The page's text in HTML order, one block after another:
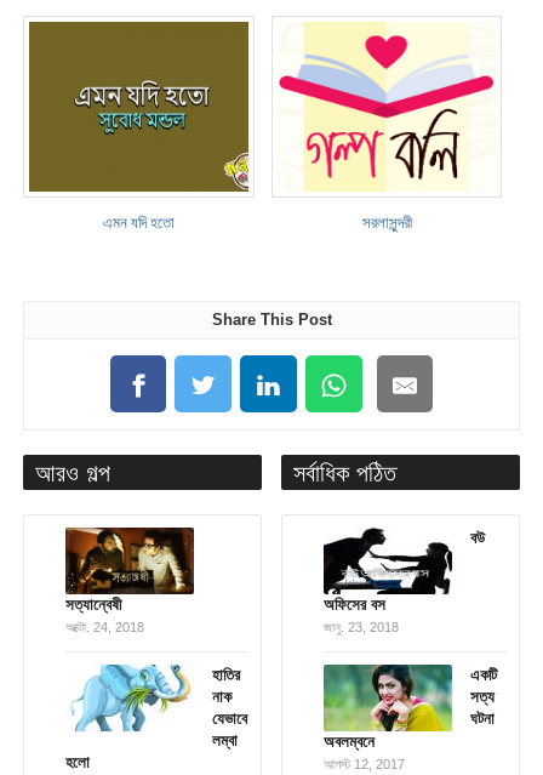
এমন যদি হতো সরলাসুন্দরী
Share This Post
আরও গল্প
সত্যান্বেষী
অক্টো. 24, 2018
হাতির
নাক
যেভাবে
লম্বা
হলো
সর্বাধিক পঠিত
বউ
অফিসের বস
জানু. 23, 2018
একটি
সত্য
ঘটনা
অবলম্বনে
আগস্ট 12, 2017